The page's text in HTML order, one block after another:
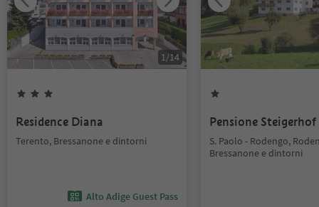
1 /14
Residence Diana
Terento, Bressanone e dintorni
Alto Adige Guest Pass
Pensione Steigerhof
S. Paolo - Rodengo,
Bressanone e dintorni